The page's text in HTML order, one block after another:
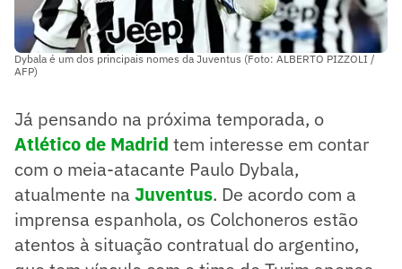
Dybala é um dos principais nomes da Juventus (Foto: ALBERTO PIZZOLI /
AFP)
Já pensando na próxima temporada, o
Atlético de Madrid tem interesse em contar
com o meia-atacante Paulo Dybala,
atualmente na Juventus. De acordo com a
imprensa espanhola, os Colchoneros estão
atentos à situação contratual do argentino,